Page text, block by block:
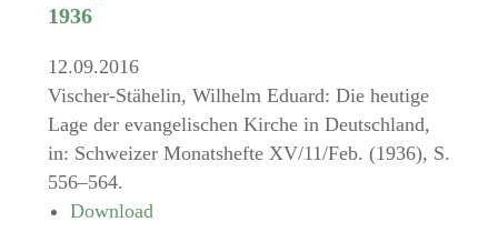
1936
12.09.2016
Vischer-Stähelin, Wilhelm Eduard: Die heutige
Lage der evangelischen Kirche in Deutschland,
in: Schweizer Monatshefte XV/11/Feb. (1936), S.
556–564.
Download